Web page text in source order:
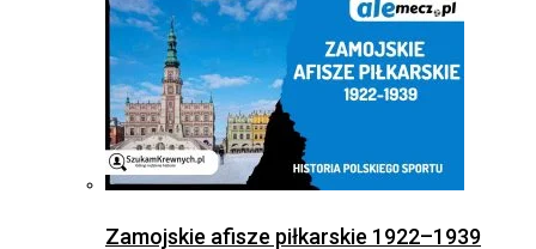
Zamojskie afisze piłkarskie 1922–1939